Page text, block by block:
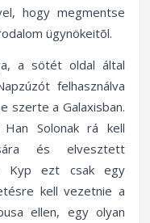
hogy megmentse
ügynökeitõl.
a sötét oldal által
felhasználva
szerte a Galaxisban.
Solonak rá kell
és elvesztett
Kyp ezt csak egy
kell vezetnie a
ellen, egy olyan